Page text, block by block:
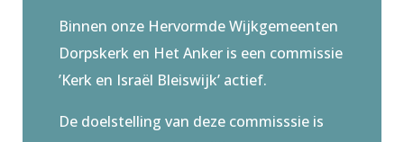
Binnen onze Hervormde Wijkgemeenten
Dorpskerk en Het Anker is een commissie
’Kerk en Israël Bleiswijk’ actief.
De doelstelling van deze commisssie is